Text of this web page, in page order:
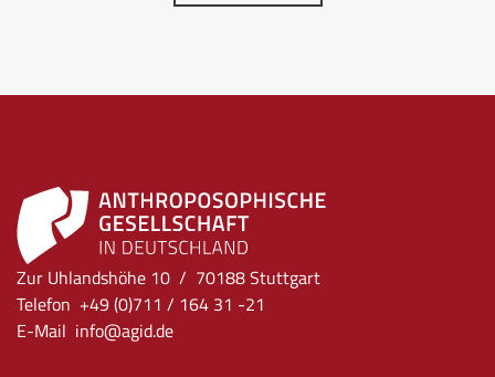
Zur Uhlandshöhe 10 / 70188 Stuttgart
Telefon +49 (0)711 / 164 31 -21
E-Mail info@agid.de